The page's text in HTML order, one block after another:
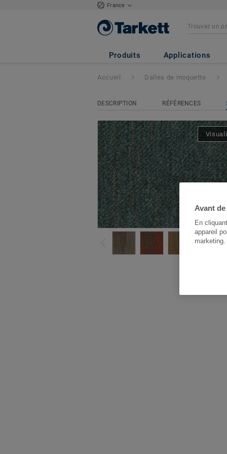
France
Produits Applications
Essence Structure
Accueil Dalles de moquette
DESCRIPTION RÉFÉRENCES
Avant
En
appareil
marketing.